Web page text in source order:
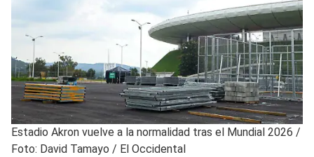
Estadio Akron vuelve a la normalidad tras el Mundial 2026 /
Foto: David Tamayo / El Occidental